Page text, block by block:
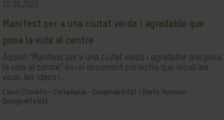
15.05.2025
Manifest per a una ciutat verda i agradable que
posa la vida al centre
Aquest “Manifest per a una ciutat verda i agradable que posa
la vida al centre” és un document col·lectiu que recull les
veus, les idees i...
Canvi Climàtic-
Ciutadania- Governabilitat i Drets Humans-
Desigualtat(s)